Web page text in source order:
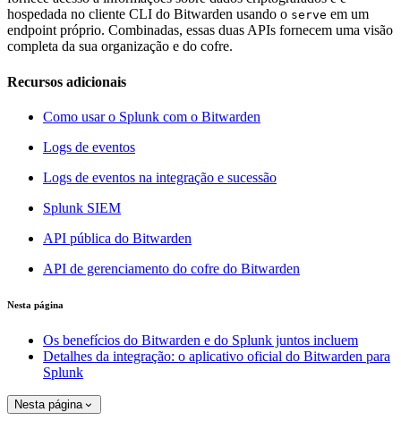
hospedada no cliente CLI do Bitwarden usando o serve em um
endpoint próprio. Combinadas, essas duas APIs fornecem uma visão
completa da sua organização e do cofre.
Recursos adicionais
Como usar o Splunk com o Bitwarden
Logs de eventos
Logs de eventos na integração e sucessão
Splunk SIEM
API pública do Bitwarden
API de gerenciamento do cofre do Bitwarden
Nesta página
Os benefícios do Bitwarden e do Splunk juntos incluem
Detalhes da integração: o aplicativo oficial do Bitwarden para
Splunk
Nesta página